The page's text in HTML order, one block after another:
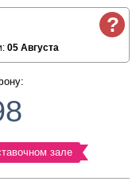
?
05 Августа
зале